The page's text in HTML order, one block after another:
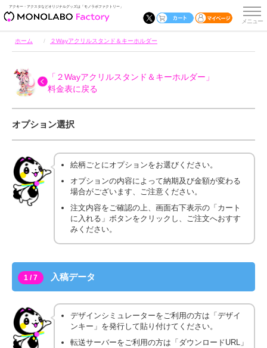
アクキー・アクスタなどオリジナルグッズは「モノラボファクトリー」
ホーム ２Wayアクリルスタンド＆キーホルダー
「２Wayアクリルスタンド＆キーホルダー」
料金表に戻る
オプション選択
絵柄ごとにオプションをお選びください。
オプションの内容によって納期及び金額が変わる
場合がございます、ご注意ください。
注文内容をご確認の上、画面右下表示の「カート
に入れる」ボタンをクリックし、ご注文へおすす
みください。
1 / 7 入稿データ
デザインシミュレーターをご利用の方は「デザイ
ンキー」を発行して貼り付けてください。
転送サーバーをご利用の方は「ダウンロードURL」